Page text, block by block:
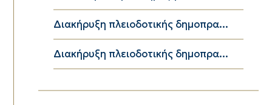
Διακήρυξη πλειοδοτικής δημοπρα...
Διακήρυξη πλειοδοτικής δημοπρα...